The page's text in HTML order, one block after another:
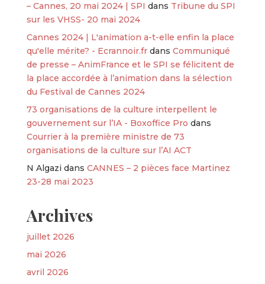
– Cannes, 20 mai 2024 | SPI dans Tribune du SPI
sur les VHSS- 20 mai 2024
Cannes 2024 | L'animation a-t-elle enfin la place
qu'elle mérite? - Ecrannoir.frdans Communiqué
de presse – AnimFrance et le SPI se félicitent de
la place accordée à l’animation dans la sélection
du Festival de Cannes 2024
73 organisations de la culture interpellent le
gouvernement sur l’IA - Boxoffice Pro dans
Courrier à la première ministre de 73
organisations de la culture sur l’AI ACT
N Algazi dans CANNES – 2 pièces face Martinez
23-28 mai 2023
Archives
juillet 2026
mai 2026
avril 2026